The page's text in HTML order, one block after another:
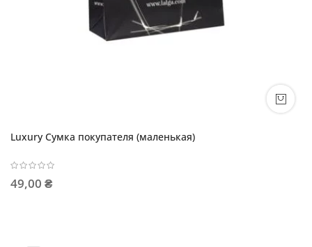
Luxury Сумка покупателя (маленькая)
49,00 ₴